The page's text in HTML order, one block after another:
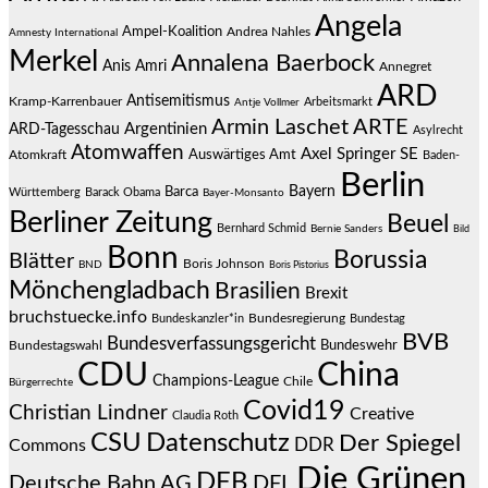
Amnesty International Ampel-Koalition Andrea Nahles Angela
Merkel
Anis Amri Annalena Baerbock Annegret
Kramp-Karrenbauer Antisemitismus Antje Vollmer Arbeitsmarkt ARD
ARD-Tagesschau Argentinien Armin Laschet ARTE Asylrecht
Atomkraft Atomwaffen Auswärtiges Amt Axel Springer SE Baden-
Württemberg Barack Obama Barca Bayer-Monsanto Bayern Berlin
Berliner Zeitung Bernhard Schmid Bernie Sanders Beuel Bild
Blätter BND Bonn Boris Johnson Boris Pistorius
Borussia
Mönchengladbach Brasilien Brexit
bruchstuecke.info Bundeskanzler*in Bundesregierung Bundestag
Bundestagswahl Bundesverfassungsgericht Bundeswehr BVB
Bürgerrechte CDU Champions-League Chile China
Christian Lindner Claudia Roth Covid19 Creative
Commons CSU Datenschutz DDR Der Spiegel
Deutsche Bahn AG DFB DFL Die Grünen